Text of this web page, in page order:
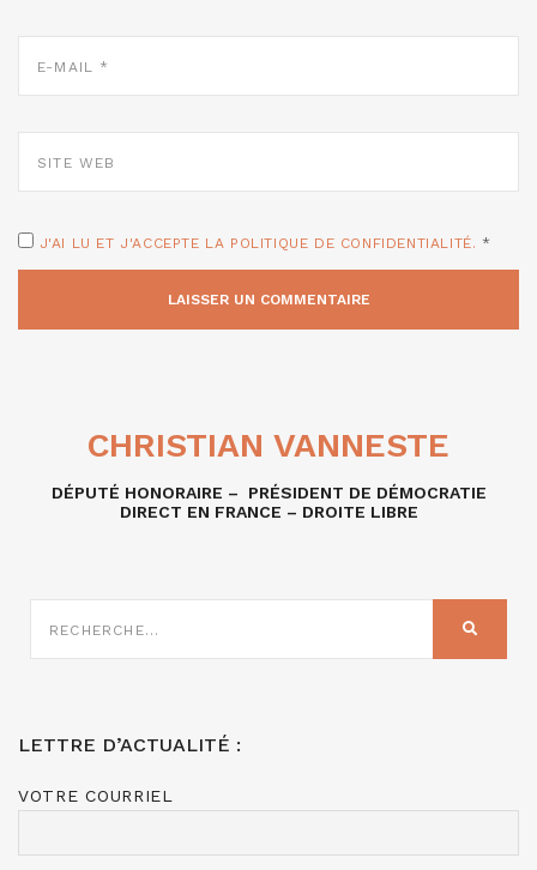
MAIL
WEB
J'AI LU ET J'ACCEPTE LA POLITIQUE DE CONFIDENTIALITÉ. *
CHRISTIAN VANNESTE
DÉPUTÉ HONORAIRE – PRÉSIDENT DE DÉMOCRATIE
DIRECT EN FRANCE – DROITE LIBRE
SUR
LETTRE D’ACTUALITÉ :
VOTRE COURRIEL